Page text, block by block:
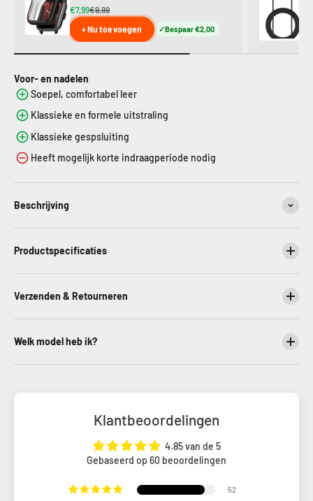
€7,99€9,99
+ Nu toevoegen Bespaar €2,00
Voor- en nadelen
Soepel, comfortabel leer
Klassieke en formele uitstraling
Klassieke gespsluiting
Heeft mogelijk korte indraagperiode nodig
Beschrijving
Productspecificaties
Verzenden & Retourneren
Welk model heb ik?
Klantbeoordelingen
4.85 van de 5
Gebaseerd op 60 beoordelingen
52